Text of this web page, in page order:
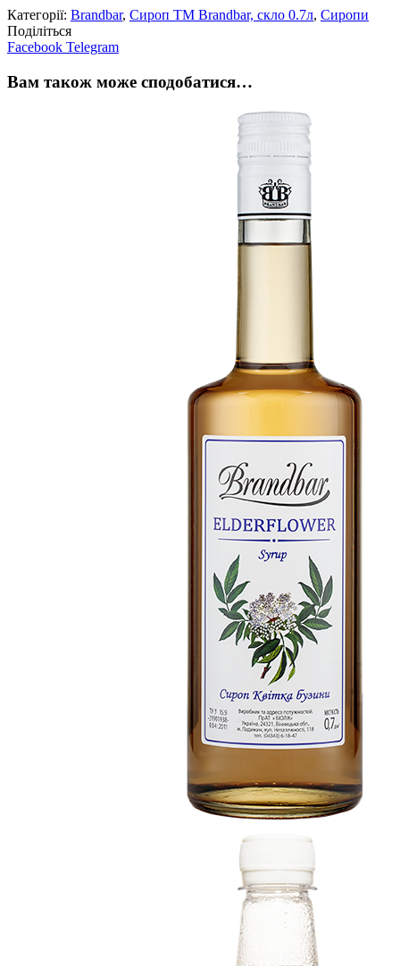
Категорії: Brandbar, Сироп TM Brandbar, скло 0.7л, Сиропи
Поділіться
Facebook Telegram
Вам також може сподобатися…